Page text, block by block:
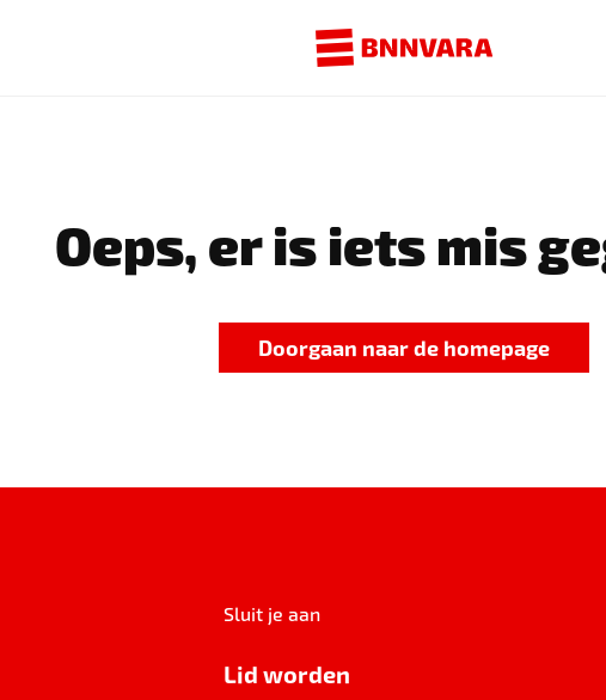
Oeps, er is iets mis
Doorgaan naar de homepage
Sluit je aan
Lid worden